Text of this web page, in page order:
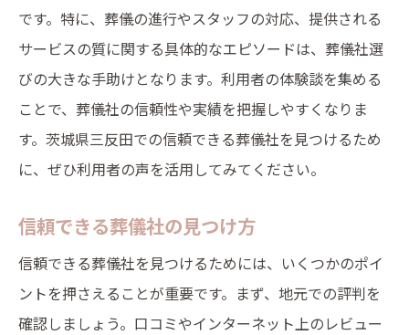
です。特に、葬儀の進行やスタッフの対応、提供される
サービスの質に関する具体的なエピソードは、葬儀社選
びの大きな手助けとなります。利用者の体験談を集める
ことで、葬儀社の信頼性や実績を把握しやすくなりま
す。茨城県三反田での信頼できる葬儀社を見つけるため
に、ぜひ利用者の声を活用してみてください。
信頼できる葬儀社の見つけ方
信頼できる葬儀社を見つけるためには、いくつかのポイ
ントを押さえることが重要です。まず、地元での評判を
確認しましょう。口コミやインターネット上のレビュー